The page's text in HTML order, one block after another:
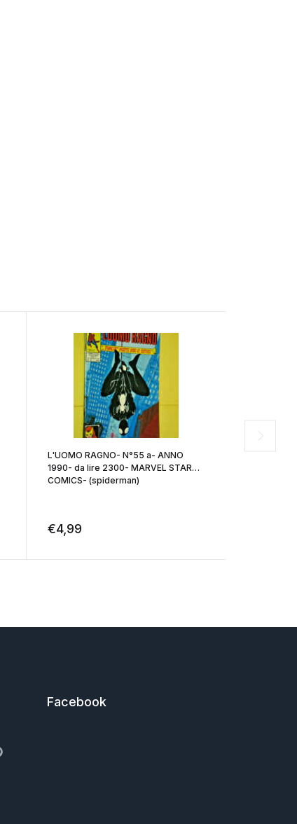
L'UOMO RAGNO- N°55 a- ANNO
1990- da lire 2300- MARVEL STAR
COMICS- (spiderman)
€4,99
Pinterest
Facebook